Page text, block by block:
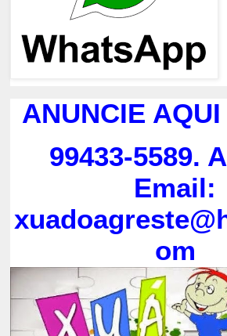
ANUNCIE
99433-5589.
Email:
om